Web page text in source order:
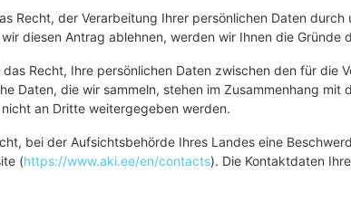
Recht, der Verarbeitung Ihrer persönlichen Daten
diesen Antrag ablehnen, werden wir Ihnen die Gründe
das Recht, Ihre persönlichen Daten zwischen den für
Daten, die wir sammeln, stehen im Zusammenhang
an Dritte weitergegeben werden.
bei der Aufsichtsbehörde Ihres Landes eine
(https://www.aki.ee/en/contacts). Die Kontaktdaten